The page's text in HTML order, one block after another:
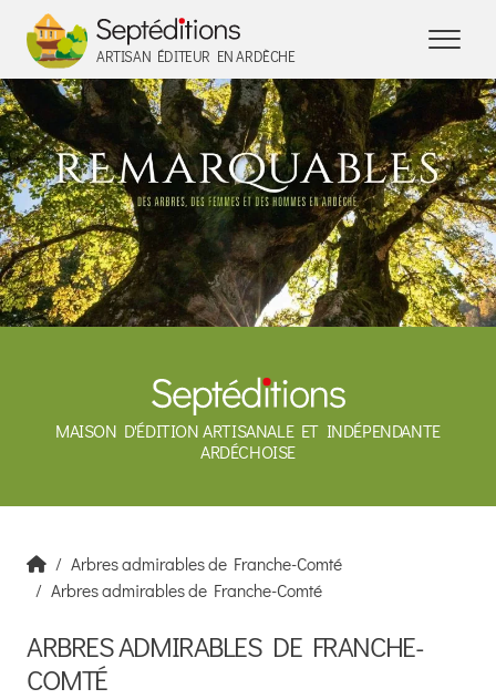
ARTISAN ÉDITEUR EN ARDÈCHE
MAISON D'ÉDITION ARTISANALE ET INDÉPENDANTE
ARDÉCHOISE
Arbres admirables de Franche-Comté
Arbres admirables de Franche-Comté
ARBRES ADMIRABLES DE FRANCHE-
COMTÉ
Panneau de gestion des cookies